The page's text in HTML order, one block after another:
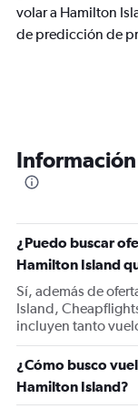
volar a Hamilton
de predicción de
¿Puedo buscar
Hamilton Island
Sí, además de
Island,
incluyen tanto
¿Cómo busco
Hamilton Island?